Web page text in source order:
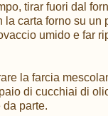
tirar fuori dal
la carta forno su un
umido e far
la farcia
di cucchiai di
parte.